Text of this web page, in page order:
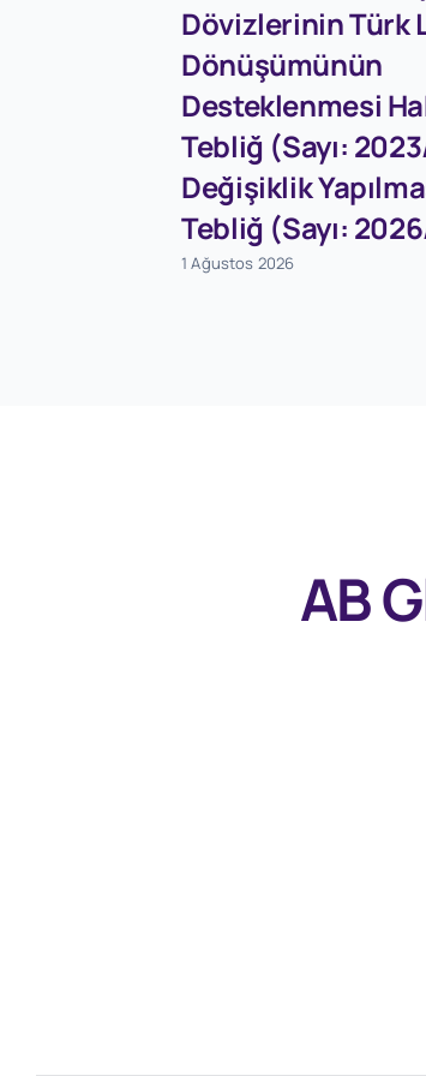
Dövizlerinin Türk
Dönüşümünün
Desteklenmesi
Tebliğ (Sayı:
Değişiklik
Tebliğ (Sayı:
1 Ağustos 2026
AB